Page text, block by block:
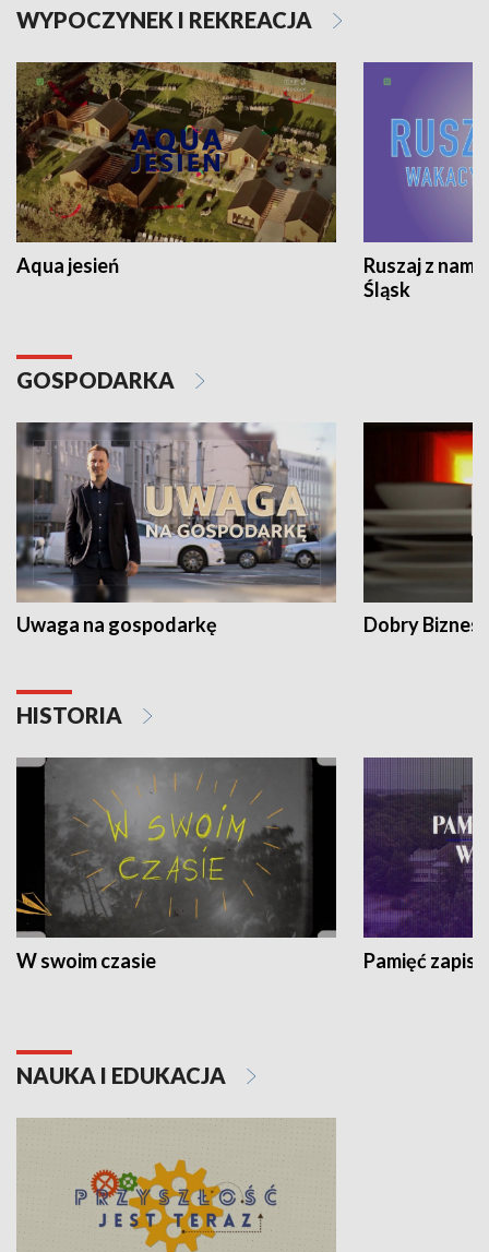
WYPOCZYNEK I REKREACJA
Aqua jesień
Ruszaj z
Śląsk
GOSPODARKA
Uwaga na gospodarkę Dobry Biznes
HISTORIA
W swoim czasie Pamięć
NAUKA I EDUKACJA